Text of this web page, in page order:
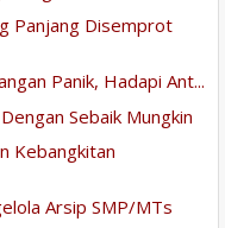
Panjang Disemprot
Panik, Hadapi Ant...
Sebaik Mungkin
Kebangkitan
Arsip SMP/MTs